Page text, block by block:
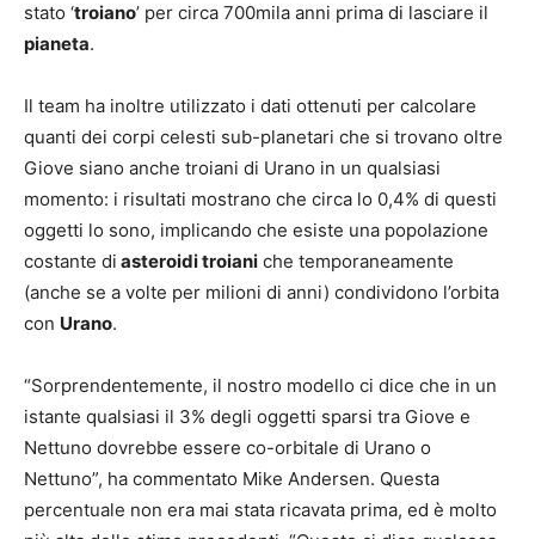
stato ‘troiano’ per circa 700mila anni prima di lasciare il
pianeta.
Il team ha inoltre utilizzato i dati ottenuti per calcolare
quanti dei corpi celesti sub-planetari che si trovano oltre
Giove siano anche troiani di Urano in un qualsiasi
momento: i risultati mostrano che circa lo 0,4% di questi
oggetti lo sono, implicando che esiste una popolazione
costante di asteroidi troiani che temporaneamente
(anche se a volte per milioni di anni) condividono l’orbita
con Urano.
“Sorprendentemente, il nostro modello ci dice che in un
istante qualsiasi il 3% degli oggetti sparsi tra Giove e
Nettuno dovrebbe essere co-orbitale di Urano o
Nettuno”, ha commentato Mike Andersen. Questa
percentuale non era mai stata ricavata prima, ed è molto